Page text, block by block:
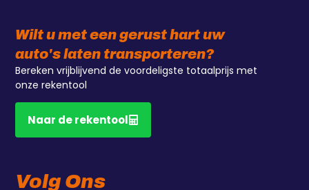
Wilt u met een gerust hart uw
auto's laten transporteren?
Bereken vrijblijvend de voordeligste totaalprijs met
onze rekentool
Naar de rekentool
Volg Ons